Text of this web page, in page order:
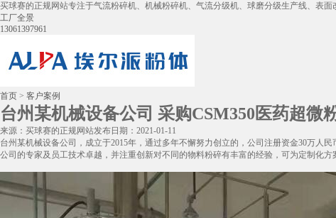
买球赛的正规网站专注于气流粉碎机、机械粉碎机、气流分级机、球磨分级生产线、表
工厂全景
13061397961
首页 > 客户案例
台州某机械设备公司 采购CSM350医药超微
来源：买球赛的正规网站发布日期：2021-01-11
台州某机械设备公司，成立于2015年，通过多年不懈努力创立的，公司注册资金30万人
公司的专家及员工技术卓越，并注重创新对不同的物料粉碎有丰富的经验，可为定制化